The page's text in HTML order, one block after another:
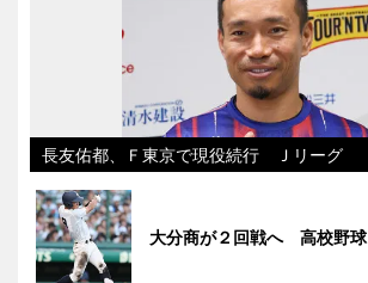
長友佑都、Ｆ東京で現役続行 Ｊリーグ
大分商が２回戦へ 高校野球